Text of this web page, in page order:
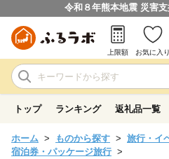
令和８年熊本地震 災害
上限額 お気に入り
トップ ランキング 返礼品一覧
ホーム ものから探す
旅行・イ
宿泊券・パッケージ旅行